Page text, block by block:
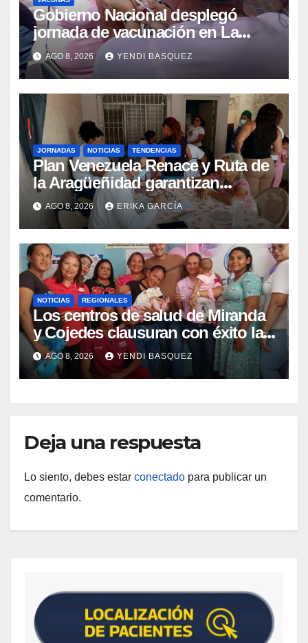
Gobierno Nacional desplegó
jornada de vacunación en La
Guaira para garantizar protección
epidemiológica
AGO 8, 2026 YENDI BASQUEZ
JORNADAS NOTICIAS TENDENCIAS
Plan Venezuela Renace y Ruta de
la Aragüeñidad garantizan
atención médica integral en
Aragua
AGO 8, 2026 ERIKA GARCÍA
NOTICIAS REGIONALES
Los centros de salud de Miranda
y Cojedes clausuran con éxito la
Semana Mundial de la Lactancia
Materna
AGO 8, 2026 YENDI BASQUEZ
Deja una respuesta
Lo siento, debes estar conectado para publicar un
comentario.